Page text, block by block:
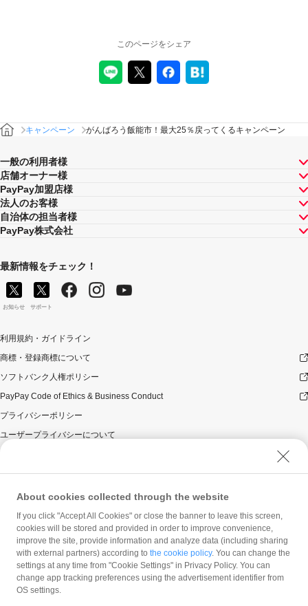
るPayPayボーナスの額が最大となるものが適用されま
す。PayPay株式会社が指定する場合を除き、それらが重
複適用されることはありません。
本キャンペーンが適用される場合に、PayPay株式会社が
てのPayPayボーナスの付与率は、合計で支払額の66.5％
す）。ただし、上記上限は、マイナポイント付与期間中
（2020年9月1日～2021年9月30日）のお支払いに適用さ
れるものであり、2021年10月1日以降は変更予定です。
キャンペーン内容および適用条件を予告なく変更する場
合や、キャンペーン自体を予告なく中止する場合があり
ます。
場合は、本キャンペーンの対象とはなりませんのでご注
意ください。また、PayPayアプリを介さないヤフーカー
ドでのお支払いはキャンペーン対象外です。
対象のお支払方法にてお支払いいただいた際に、仮に本
円相当を超えるときには、当該付与額の合計が10,000円
相当となるよう付与いたします（付与額の合計がキャン
ん）。
対象店舗との取引の全部又は一部について取り消され、
解除され（合意解除を含みます。）、または無効となっ
理由の如何にかかわらず、また、対象店舗による返金の
有無にかかわらず、当該取消し等の対象となったPayPay
決済についてのPayPayボーナスの付与は全て取り消され
ます。
対象店舗との取引について取消し等となった場合、取消
し等の理由の如何にかかわらず、また、対象店舗による
返金の有無にかかわらず、「キャンペーン期間中の付与
合計」は将来に向かってのみ減額されます。そのため、
「キャンペーン期間中の付与合計」が上限に到達して以
降に取消し等となった場合であっても、当該上限到達か
ら取消し等までのPayPay決済について本キャンペーンに
よるPayPayボーナスの付与が行われることはありませ
ん。
このページをシェア
キャンペーン がんばろう飯能市！最大25％戻ってくるキャンペーン
一般の利用者様
店舗オーナー様
PayPay加盟店様
法人のお客様
自治体の担当者様
PayPay株式会社
最新情報をチェック！
お知らせ サポート
利用規約・ガイドライン
商標・登録商標について
ソフトバンク人権ポリシー
PayPay Code of Ethics & Business Conduct
プライバシーポリシー
ユーザープライバシーについて
ウェブサイト利用規約
反社会的勢力に対する方針
勧誘方針
マネロン等基本方針
カスタマーハラスメントに関する当社の考え方
About cookies collected through the website
If you click "Accept All Cookies" or close the banner to leave this screen,
cookies will be stored and provided in order to improve convenience,
improve the site, provide information and analyze data (including sharing
with external partners) according to the cookie policy. You can change the
settings at any time from "Cookie Settings" in Privacy Policy. You can
change app tracking preferences using the advertisement identifier from
OS settings.